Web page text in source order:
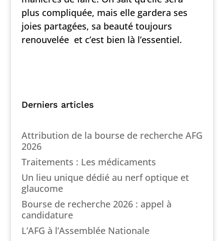
plus compliquée, mais elle gardera ses
joies partagées, sa beauté toujours
renouvelée et c’est bien là l’essentiel.
Derniers articles
Attribution de la bourse de recherche AFG
2026
Traitements : Les médicaments
Un lieu unique dédié au nerf optique et
glaucome
Bourse de recherche 2026 : appel à
candidature
L’AFG à l’Assemblée Nationale